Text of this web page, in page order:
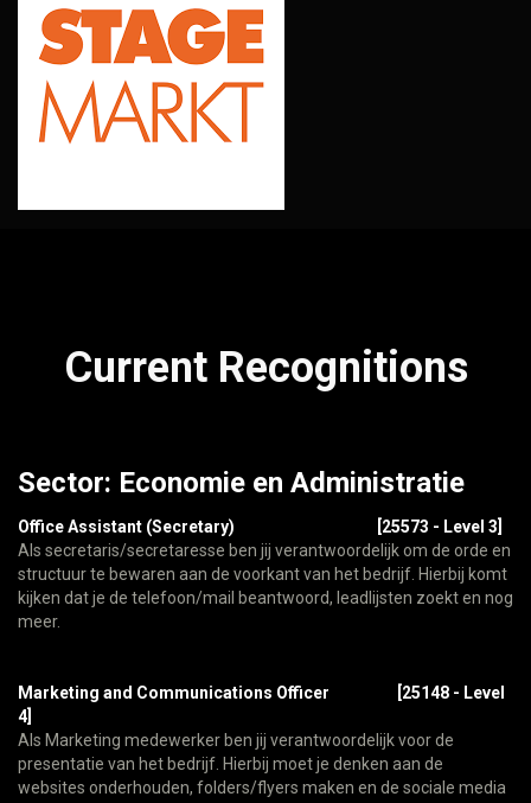
Current Recognitions
Sector: Economie en Administratie
Office Assistant (Secretary)
[25573 - Level 3]
Als secretaris/secretaresse ben jij verantwoordelijk om de orde en
structuur te bewaren aan de voorkant van het bedrijf. Hierbij komt
kijken dat je de telefoon/mail beantwoord, leadlijsten zoekt en nog
meer.
Marketing and Communications Officer
[25148 - Level
4]
Als Marketing medewerker ben jij verantwoordelijk voor de
presentatie van het bedrijf. Hierbij moet je denken aan de
websites onderhouden, folders/flyers maken en de sociale media